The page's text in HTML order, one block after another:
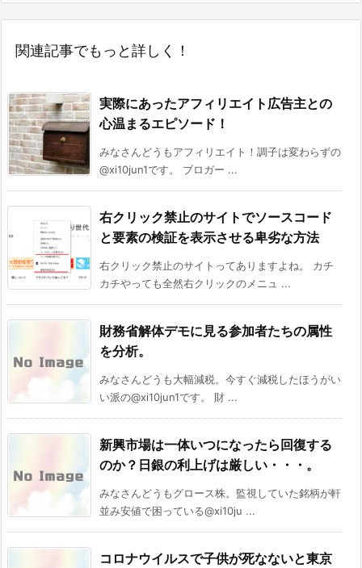
関連記事でもっと詳しく！
実際にあったアフィリエイト広告主との
心温まるエピソード！
みなさんどうもアフィリエイト！調子は変わらずの
@xi10jun1です。 ブロガー ...
右クリック禁止のサイトでソースコード
と要素の検証を表示させる卑劣な方法
右クリック禁止のサイトってありますよね。 カチ
カチやっても全然右クリックのメニュ ...
財務省解体デモに見る参加者たちの属性
を分析。
みなさんどうも大幅減税。今すぐ減税したほうがい
い派の@xi10jun1です。 財 ...
新興市場は一体いつになったら回復する
のか？日銀の利上げは厳しい・・・。
みなさんどうもグロース株。監視していた銘柄が軒
並み安値で困っている@xi10ju ...
コロナウイルスで子供が死なないと東京